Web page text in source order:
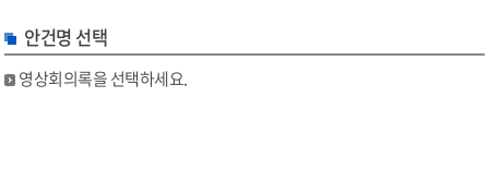
안건명 선택
영상회의록을 선택하세요.